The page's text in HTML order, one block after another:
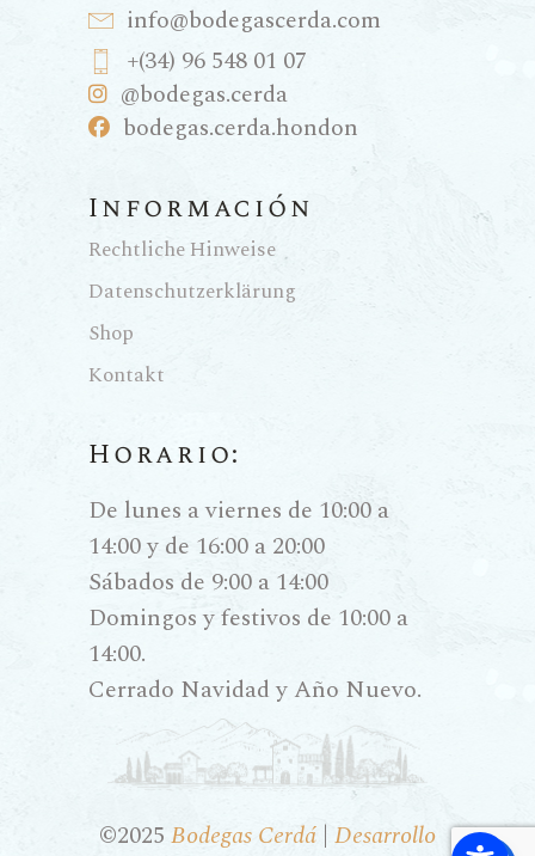
info@bodegascerda.com
+(34) 96 548 01 07
@bodegas.cerda
bodegas.cerda.hondon
Información
Rechtliche Hinweise
Datenschutzerklärung
Shop
Kontakt
Horario:
De lunes a viernes de 10:00 a
14:00 y de 16:00 a 20:00
Sábados de 9:00 a 14:00
Domingos y festivos de 10:00 a
14:00.
Cerrado Navidad y Año Nuevo.
©2025 Bodegas Cerdá | Desarrollo